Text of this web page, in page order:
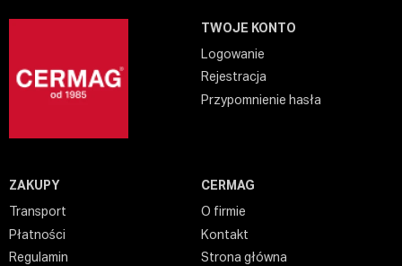
TWOJE KONTO
Logowanie
Rejestracja
Przypomnienie hasła
ZAKUPY
Transport
Płatności
Regulamin
CERMAG
O firmie
Kontakt
Strona główna